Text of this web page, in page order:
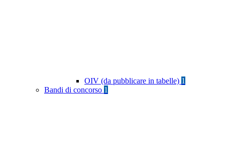
OIV (da pubblicare in tabelle) 1
Bandi di concorso 1